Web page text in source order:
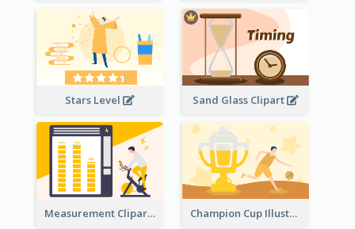
Stars Level Sand Glass Clipart
Measurement Clipart Champion Cup Illustration